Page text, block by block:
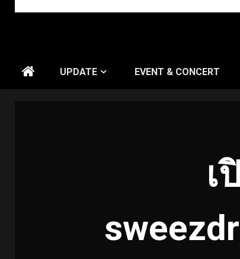
UPDATE EVENT & CONCERT
เ